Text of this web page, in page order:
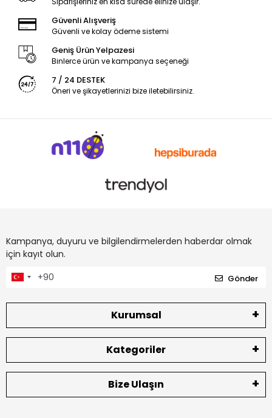
Güvenli Alışveriş
Güvenli ve kolay ödeme sistemi
Geniş Ürün Yelpazesi
Binlerce ürün ve kampanya seçeneği
7 / 24 DESTEK
Öneri ve şikayetlerinizi bize iletebilirsiniz.
Kampanya, duyuru ve bilgilendirmelerden haberdar olmak
için kayıt olun.
Gönder
Kurumsal
Kategoriler
Bize Ulaşın